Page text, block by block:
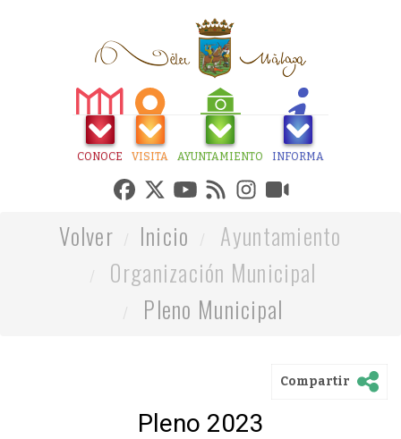
CONOCE VISITA AYUNTAMIENTO INFORMA
Volver Inicio
Ayuntamiento
Organización Municipal
Pleno Municipal
Compartir
Pleno 2023